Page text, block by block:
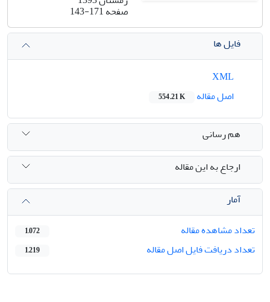
صفحه143-171
فایل ها
اصل مقاله
554.21 K
هم رسانی
ارجاع به این مقاله
آمار
تعداد مشاهده مقاله
1,072
تعداد دریافت فایل اصل مقاله 1,219